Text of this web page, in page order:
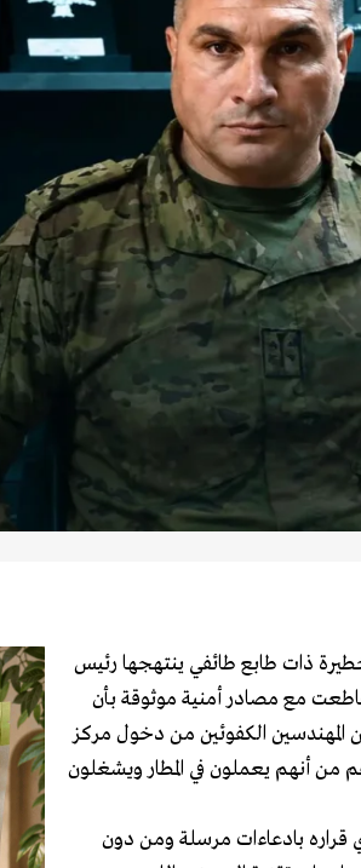
ذات طابع طائفي ينتهجها رئيس
مع مصادر أمنية موثوقة بأن
الكفوئين من دخول مركز
من أنهم يعملون في المطار ويشغلون
بادعاءات مرسلة ومن دون